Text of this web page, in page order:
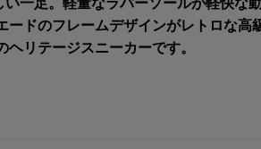
ドのフレームデザインがレトロな高
リテージスニーカーです。